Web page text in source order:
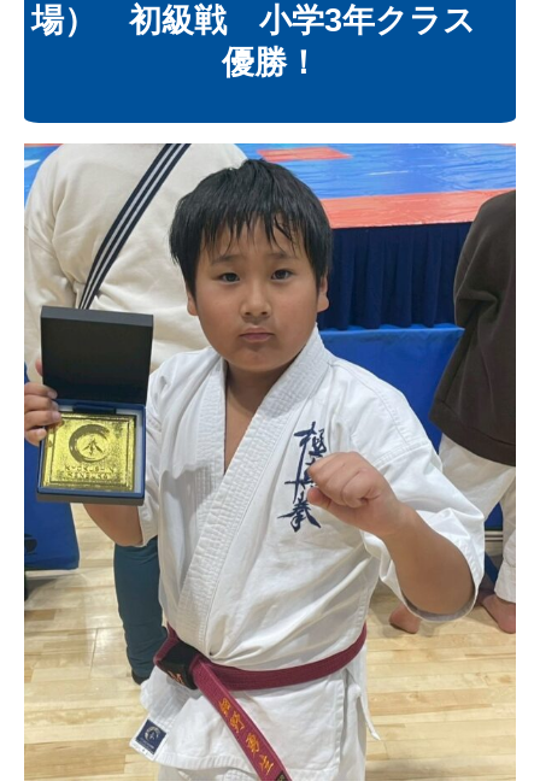
場） 初級戦 小学3年クラス
優勝！